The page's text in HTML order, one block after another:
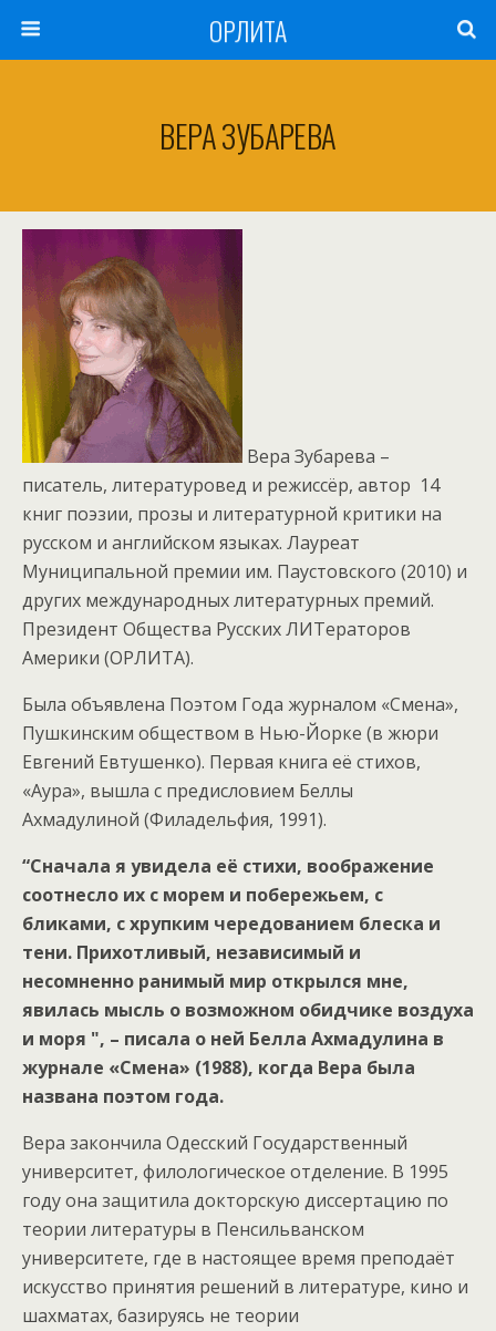
ОРЛИТА
ВЕРА ЗУБАРЕВА
Вера Зубарева –
писатель, литературовед и режиссёр, автор 14
книг поэзии, прозы и литературной критики на
русском и английском языках. Лауреат
Муниципальной премии им. Паустовского (2010) и
других международных литературных премий.
Президент Общества Русских ЛИТераторов
Америки (ОРЛИТА).
Была объявлена Поэтом Года журналом «Смена»,
Пушкинским обществом в Нью-Йорке (в жюри
Евгений Евтушенко). Первая книга её стихов,
«Аура», вышла с предисловием Беллы
Ахмадулиной (Филадельфия, 1991).
“Сначала я увидела её стихи, воображение
соотнесло их с морем и побережьем, с
бликами, с хрупким чередованием блеска и
тени. Прихотливый, независимый и
несомненно ранимый мир открылся мне,
явилась мысль о возможном обидчике воздуха
и моря ", – писала о ней Белла Ахмадулина в
журнале «Смена» (1988), когда Вера была
названа поэтом года.
Вера закончила Одесский Государственный
университет, филологическое отделение. В 1995
году она защитила докторскую диссертацию по
теории литературы в Пенсильванском
университете, где в настоящее время преподаёт
искусство принятия решений в литературе, кино и
шахматах, базируясь не теории